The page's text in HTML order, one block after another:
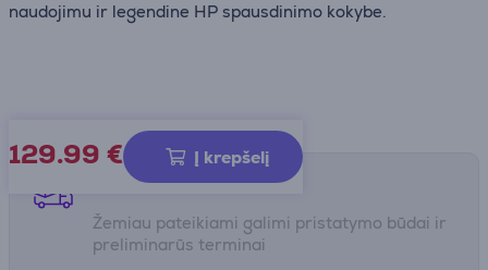
naudojimu ir legendine HP spausdinimo kokybe.
129.99 € Į krepšelį
Pristatymo būdai
Žemiau pateikiami galimi pristatymo būdai ir
preliminarūs terminai